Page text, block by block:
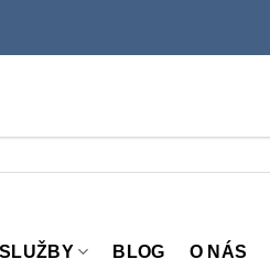
SLUŽBY BLOG O NÁS